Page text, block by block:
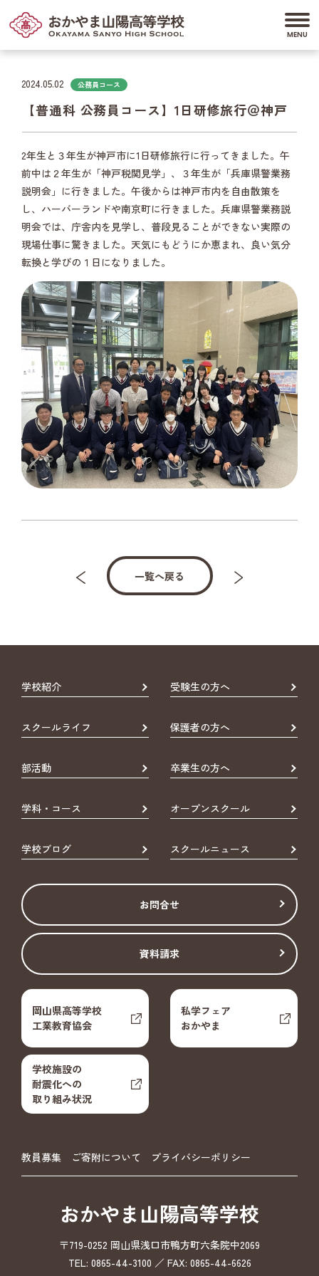
2024.05.02 公務員コース
【普通科 公務員コース】1日研修旅行＠神戸
2年生と３年生が神戸市に1日研修旅行に行ってきました。午
前中は２年生が「神戸税関見学」、３年生が「兵庫県警業務
説明会」に行きました。午後からは神戸市内を自由散策を
し、ハーバーランドや南京町に行きました。兵庫県警業務説
明会では、庁舎内を見学し、普段見ることができない実際の
現場仕事に驚きました。天気にもどうにか恵まれ、良い気分
転換と学びの１日になりました。
一覧へ戻る
学校紹介 受験生の方へ
スクールライフ 保護者の方へ
部活動 卒業生の方へ
学科・コース オープンスクール
学校ブログ スクールニュース
お問合せ
資料請求
岡山県高等学校
工業教育協会
私学フェア
おかやま
学校施設の
耐震化への
取り組み状況
教員募集 ご寄附について プライバシーポリシー
おかやま山陽高等学校
〒719-0252 岡山県浅口市鴨方町六条院中2069
TEL: 0865-44-3100 ／ FAX: 0865-44-6626